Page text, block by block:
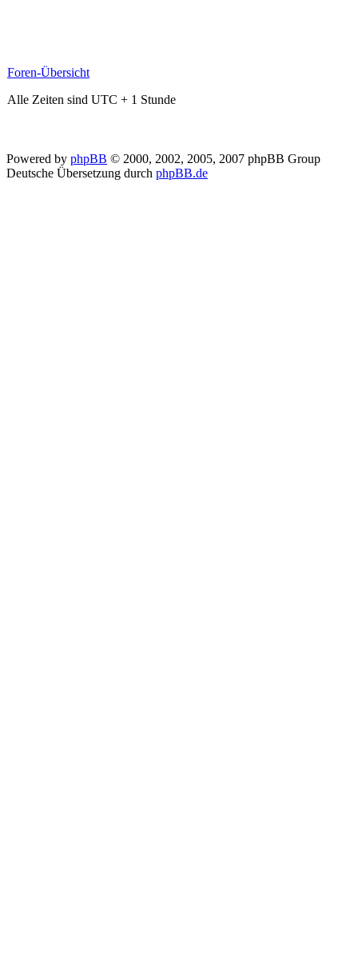
Foren-Übersicht
Alle Zeiten sind UTC + 1 Stunde
Powered by phpBB © 2000, 2002, 2005, 2007 phpBB Group
Deutsche Übersetzung durch phpBB.de